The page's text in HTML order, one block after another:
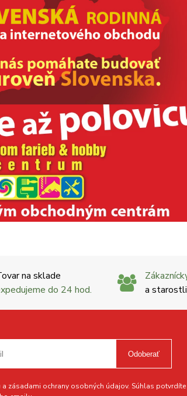
na sklade
do 24 hod.
a
Odoberať
ochrany osobných údajov. Súhlas